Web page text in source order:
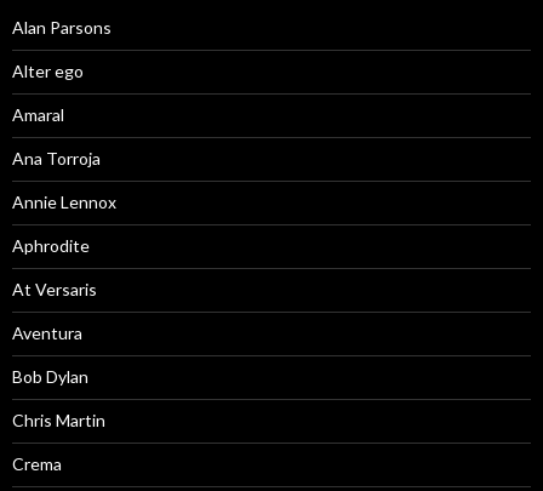
Alan Parsons
Alter ego
Amaral
Ana Torroja
Annie Lennox
Aphrodite
At Versaris
Aventura
Bob Dylan
Chris Martin
Crema